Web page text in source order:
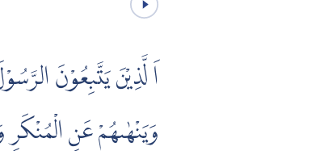
اَ لَّذِيْنَ يَتَّبِعُوْنَ
وَيَنْهٰٮهُمْ عَنِ